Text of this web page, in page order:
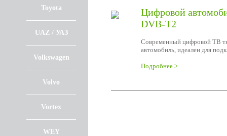
Toyota
UAZ / УАЗ
Volkswagen
Volvo
Vortex
WEY
Цифровой
DVB-T2
Современный цифровой ТВ
автомобиль, идеален для
Подробнее >